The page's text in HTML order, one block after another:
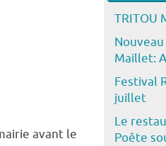
avant le
TRITOU
Maillet:
Festival
juillet
Le
Poête